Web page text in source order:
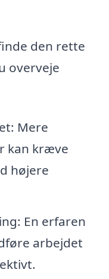
den rette
overveje
Mere
kan kræve
højere
En erfaren
arbejdet